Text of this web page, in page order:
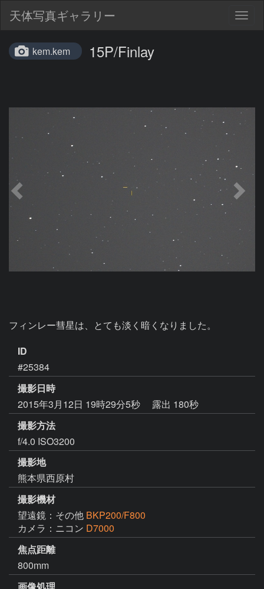
天体写真ギャラリー
kem.kem 15P/Finlay
フィンレー彗星は、とても淡く暗くなりました。
ID
#25384
撮影日時
2015年3月12日 19時29分5秒
露出 180秒
撮影方法
f/4.0 ISO3200
撮影地
熊本県西原村
撮影機材
望遠鏡：その他 BKP200/F800
カメラ：ニコン D7000
焦点距離
800mm
画像処理